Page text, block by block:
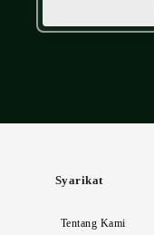
Syarikat
Tentang Kami